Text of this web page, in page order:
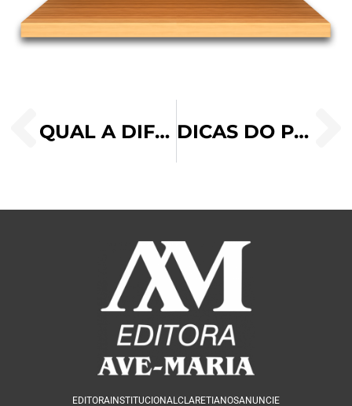
QUAL A DIFERENÇA ENTRE A ASCENSÃO DE JESUS E A ASSUNÇÃO DE MARIA? DICAS DO PAPA FRANCISCO AOS JOVENS PARA VIVEREM UMA FÉ AUTÊNTICA
EDITORA INSTITUCIONALCLARETIANOSANUNCIE